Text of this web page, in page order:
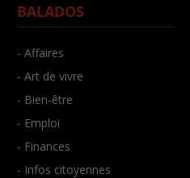
BALADOS
- Affaires
- Art de vivre
- Bien-être
- Emploi
- Finances
- Infos citoyennes